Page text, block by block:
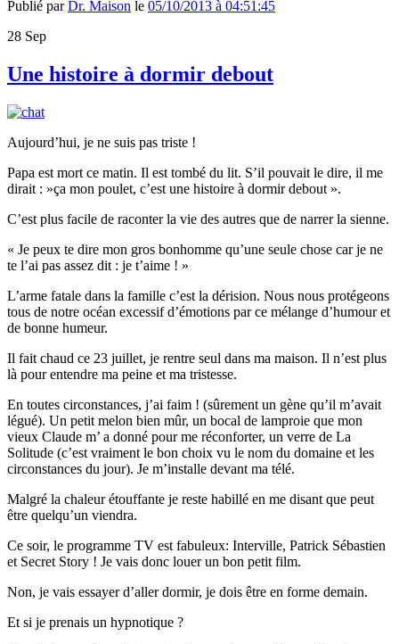
Publié parDr. Maison le 05/10/2013 à 04:51:45
28 Sep
Une histoire à dormir debout
Aujourd’hui, je ne suis pas triste !
Papa est mort ce matin. Il est tombé du lit. S’il pouvait le dire, il me
dirait : »ça mon poulet, c’est une histoire à dormir debout ».
C’est plus facile de raconter la vie des autres que de narrer la sienne.
« Je peux te dire mon gros bonhomme qu’une seule chose car je ne
te l’ai pas assez dit : je t’aime ! »
L’arme fatale dans la famille c’est la dérision. Nous nous protégeons
tous de notre océan excessif d’émotions par ce mélange d’humour et
de bonne humeur.
Il fait chaud ce 23 juillet, je rentre seul dans ma maison. Il n’est plus
là pour entendre ma peine et ma tristesse.
En toutes circonstances, j’ai faim ! (sûrement un gène qu’il m’avait
légué). Un petit melon bien mûr, un bocal de lamproie que mon
vieux Claude m’ a donné pour me réconforter, un verre de La
Solitude (c’est vraiment le bon choix vu le nom du domaine et les
circonstances du jour). Je m’installe devant ma télé.
Malgré la chaleur étouffante je reste habillé en me disant que peut
être quelqu’un viendra.
Ce soir, le programme TV est fabuleux: Interville, Patrick Sébastien
et Secret Story ! Je vais donc louer un bon petit film.
Non, je vais essayer d’aller dormir, je dois être en forme demain.
Et si je prenais un hypnotique ?